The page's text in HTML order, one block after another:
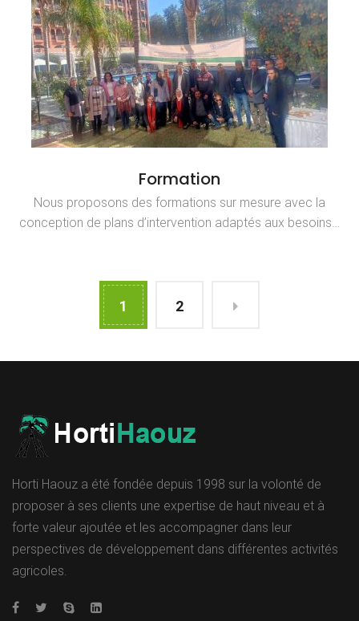
Formation
Nous proposons des formations sur mesure avec la
conception de plans d’intervention adaptés aux besoins…
1 2
Horti Haouz a été fondée depuis 1998 sur la volonté de
proposer à ses clients une expertise de haut niveau et à
forte valeur ajoutée et les accompagner dans leur
perspectives de développement dans différentes activités
agricoles.